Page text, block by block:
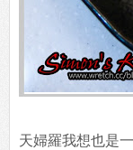
天婦羅我想也是